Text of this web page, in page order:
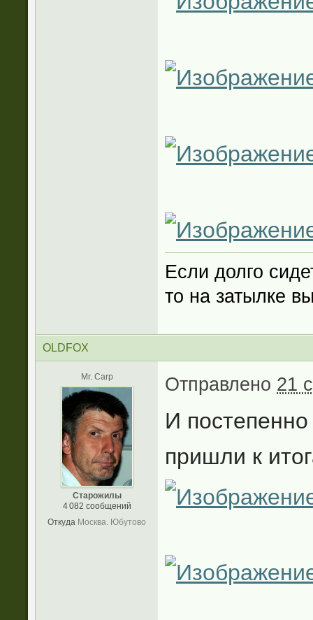
Если долго
то на затылке
OLDFOX
Mr. Carp
Старожилы
4 082 сообщений
Откуда Москва. Юбутово
Отправлено 21
И
пришли к